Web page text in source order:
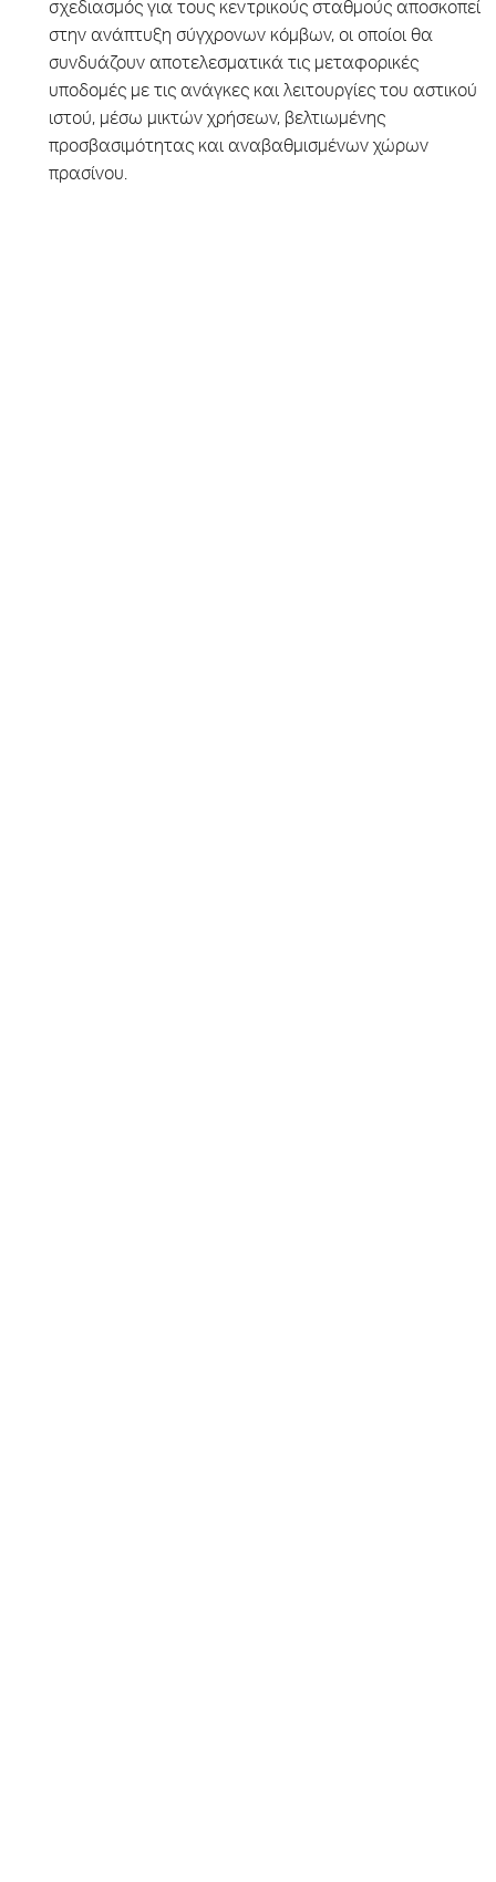
σχεδιασμός για τους κεντρικούς σταθμούς αποσκοπεί
στην ανάπτυξη σύγχρονων κόμβων, οι οποίοι θα
συνδυάζουν αποτελεσματικά τις μεταφορικές
υποδομές με τις ανάγκες και λειτουργίες του αστικού
ιστού, μέσω μικτών χρήσεων, βελτιωμένης
προσβασιμότητας και αναβαθμισμένων χώρων
πρασίνου.